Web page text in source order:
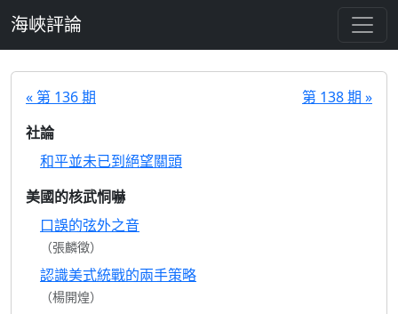
海峽評論
« 第 136 期
第 138 期 »
社論
和平並未已到絕望關頭
美國的核武恫嚇
口誤的弦外之音
（張麟徵）
認識美式統戰的兩手策略
（楊開煌）